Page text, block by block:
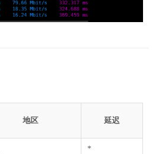
地区 延迟
*